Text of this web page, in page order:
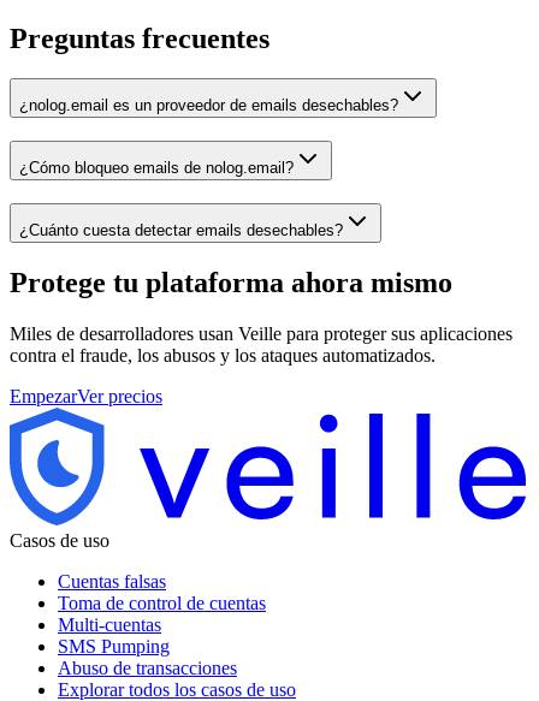
Preguntas frecuentes
¿nolog.email es un proveedor de emails desechables?
¿Cómo bloqueo emails de nolog.email?
¿Cuánto cuesta detectar emails desechables?
Protege tu plataforma ahora mismo
Miles de desarrolladores usan Veille para proteger sus aplicaciones
contra el fraude, los abusos y los ataques automatizados.
EmpezarVer precios
Casos de uso
Cuentas falsas
Toma de control de cuentas
Multi-cuentas
SMS Pumping
Abuso de transacciones
Explorar todos los casos de uso